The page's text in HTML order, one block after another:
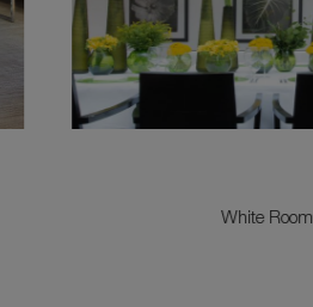
White Room